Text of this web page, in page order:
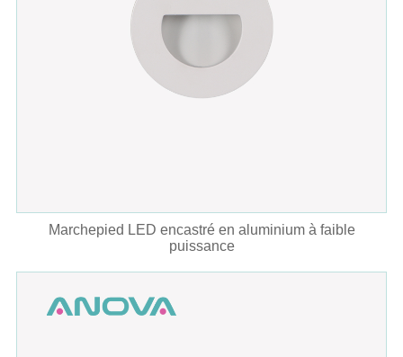
Marchepied LED encastré en aluminium à faible
puissance